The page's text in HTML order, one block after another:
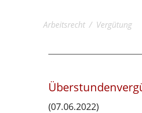
Arbeitsrecht / Vergütung
(07.06.2022)